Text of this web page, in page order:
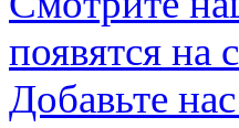
появятся на
Добавьте